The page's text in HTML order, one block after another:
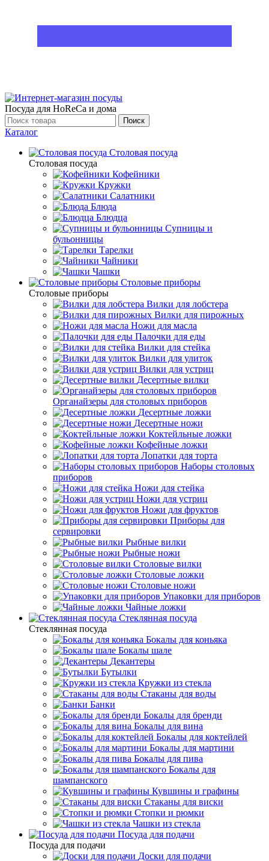
Посуда для HoReCa и дома
Поиск
Каталог
Столовая посуда
Столовая посуда
Кофейники
Кружки
Салатники
Блюда
Блюдца
Супницы и
бульонницы
Тарелки
Чайники
Чашки
Cтоловые приборы
Cтоловые приборы
Вилки для лобстера
Вилки для пирожных
Ножи для масла
Палочки для еды
Вилки для стейка
Вилки для улиток
Вилки для устриц
Десертные вилки
Органайзеры для столовых приборов
Десертные ложки
Десертные ножи
Коктейльные ложки
Кофейные ложки
Лопатки для торта
Наборы столовых
приборов
Ножи для стейка
Ножи для устриц
Ножи для фруктов
Приборы для
сервировки
Рыбные вилки
Рыбные ножи
Столовые вилки
Столовые ложки
Столовые ножи
Упаковки для приборов
Чайные ложки
Стеклянная посуда
Стеклянная посуда
Бокалы для коньяка
Бокалы шале
Декантеры
Бутылки
Кружки из стекла
Стаканы для воды
Банки
Бокалы для бренди
Бокалы для вина
Бокалы для коктейлей
Бокалы для мартини
Бокалы для пива
Бокалы для
шампанского
Кувшины и графины
Стаканы для виски
Стопки и рюмки
Чашки из стекла
Посуда для подачи
Посуда для подачи
Доски для подачи